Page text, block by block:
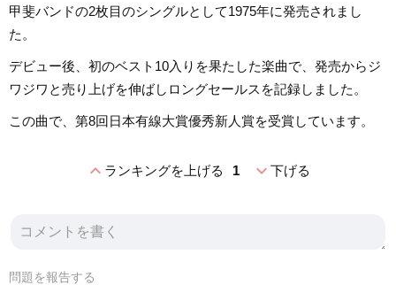
甲斐バンドの2枚目のシングルとして1975年に発売されまし
た。
デビュー後、初のベスト10入りを果たした楽曲で、発売からジ
ワジワと売り上げを伸ばしロングセールスを記録しました。
この曲で、第8回日本有線大賞優秀新人賞を受賞しています。
expand_lessランキングを上げる 1 expand_more下げる
問題を報告する